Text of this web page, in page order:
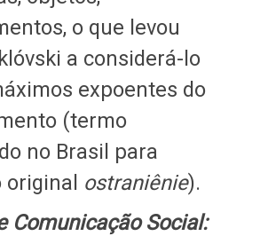
o que levou
a considerá-lo
expoentes do
(termo
no Brasil para
original ostraniênie).
Comunicação Social: